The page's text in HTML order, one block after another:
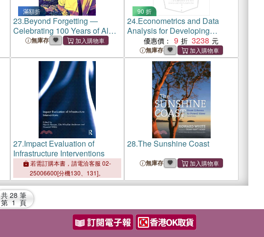
滿額折
23.Beyond Forgetting ―
Celebrating 100 Years of Al
Purdy無庫存
90 折
24.Econometrics and Data
Analysis for Developing
Countries
優惠價： 9 3238
無庫存
27.Impact Evaluation of
Infrastructure Interventions
若需訂購本書，請電洽客服 02-
25006600[分機130、131]。
28.The Sunshine Coast
無庫存
共 28 筆
第 1 頁